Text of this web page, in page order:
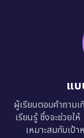
แบ
ผู้เรียนตอบคำถาม
เรียนรู้ ซึ่งจะช่วยใ
เหมาะสมกับเป้